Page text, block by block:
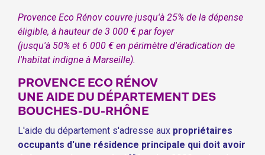
Provence Eco Rénov couvre jusqu'à 25% de la dépense
éligible, à hauteur de 3 000 € par foyer
(jusqu'à 50% et 6 000 € en périmètre d'éradication de
l'habitat indigne à Marseille).
PROVENCE ECO RÉNOV
UNE AIDE DU DÉPARTEMENT DES
BOUCHES-DU-RHÔNE
L'aide du département s'adresse aux propriétaires
occupants d'une résidence principale qui doit avoir